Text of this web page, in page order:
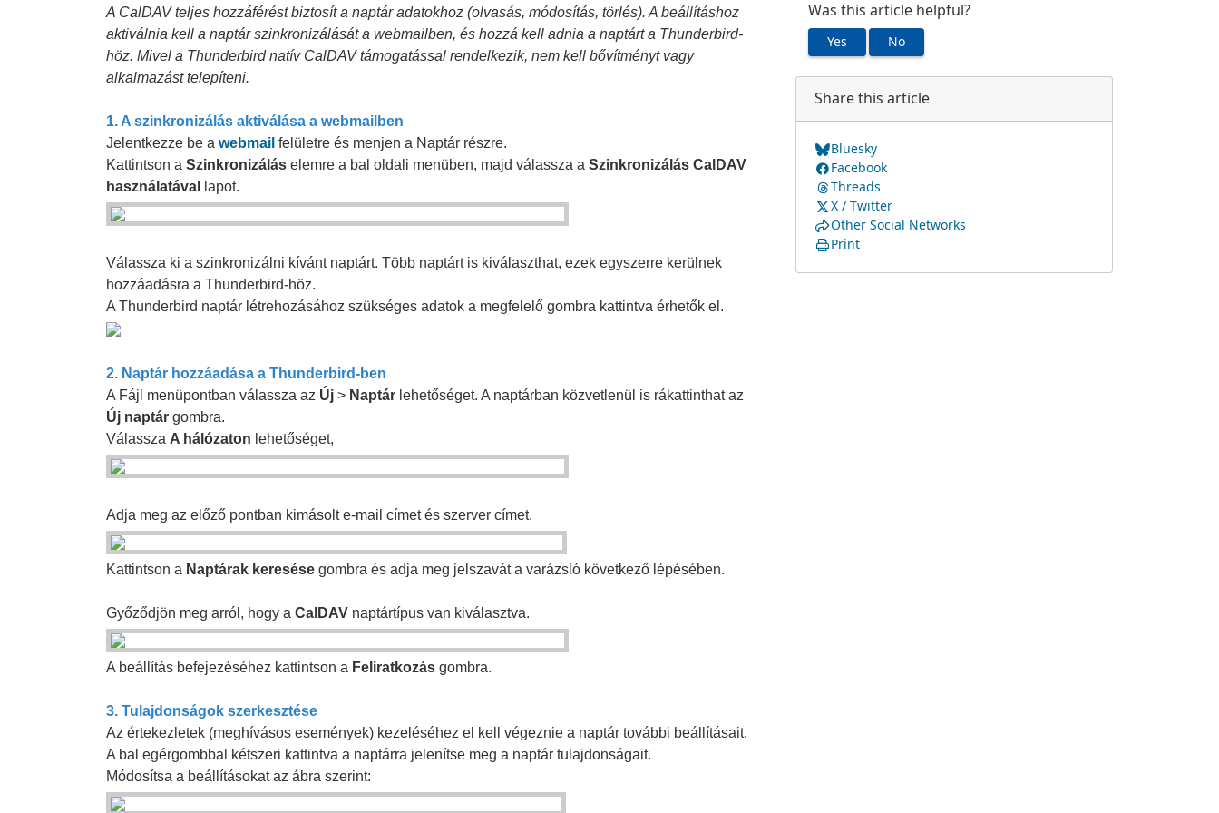
A CalDAV teljes hozzáférést biztosít a naptár adatokhoz (olvasás, módosítás, törlés). A beállításhoz
aktiválnia kell a naptár szinkronizálását a webmailben, és hozzá kell adnia a naptárt a Thunderbird-
höz. Mivel a Thunderbird natív CalDAV támogatással rendelkezik, nem kell bővítményt vagy
alkalmazást telepíteni.
1. A szinkronizálás aktiválása a webmailben
Jelentkezze be a webmail felületre és menjen a Naptár részre.
Kattintson a Szinkronizálás elemre a bal oldali menüben, majd válassza a Szinkronizálás CalDAV
használatával
lapot.
Válassza ki a szinkronizálni kívánt naptárt. Több naptárt is kiválaszthat, ezek egyszerre kerülnek
hozzáadásra a Thunderbird-höz.
A Thunderbird naptár létrehozásához szükséges adatok a megfelelő gombra kattintva érhetők el.
2. Naptár hozzáadása a Thunderbird-ben
A Fájl menüpontban válassza az Új > Naptár lehetőséget. A naptárban közvetlenül is rákattinthat az
Új naptár gombra.
Válassza A hálózaton lehetőséget,
Adja meg az előző pontban kimásolt e-mail címet és szerver címet.
Kattintson a Naptárak keresése gombra és adja meg jelszavát a varázsló következő lépésében.
Győződjön meg arról, hogy a CalDAV naptártípus van kiválasztva.
A beállítás befejezéséhez kattintson a Feliratkozás gombra.
3. Tulajdonságok szerkesztése
Az értekezletek (meghívásos események) kezeléséhez el kell végeznie a naptár további beállításait.
A bal egérgombbal kétszeri kattintva a naptárra jelenítse meg a naptár tulajdonságait.
Módosítsa a beállításokat az ábra szerint:
Was this article helpful?
Yes No
Share this article
Bluesky
Facebook
Threads
X / Twitter
Other Social Networks
Print